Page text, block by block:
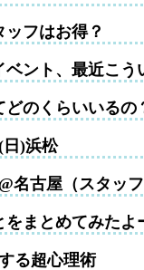
フはお得？
ント、最近こう
のくらいいるの
日)浜松
名古屋（スタッフ
まとめてみたよ
る超心理術